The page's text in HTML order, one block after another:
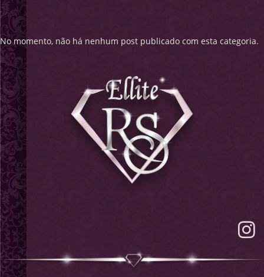
No momento, não há nenhum post publicado com esta categoria.